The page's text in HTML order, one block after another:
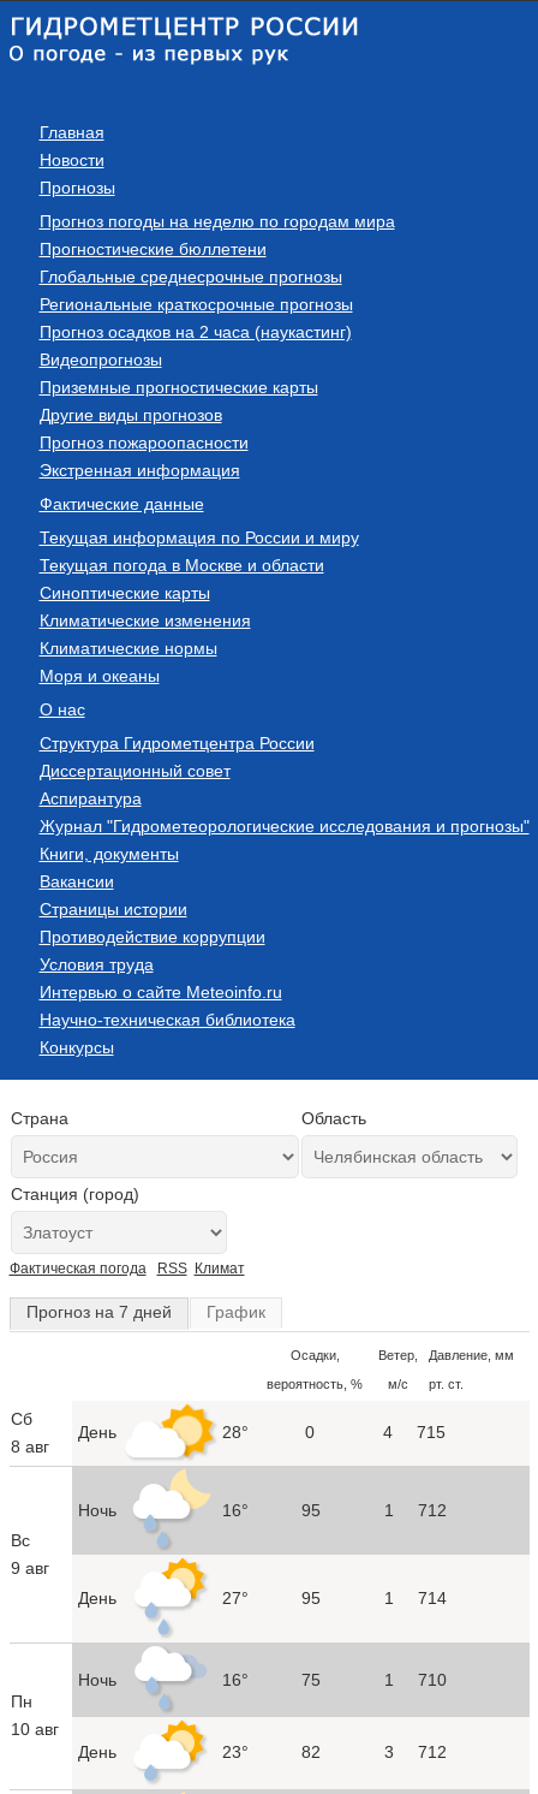
Главная
Новости
Прогнозы
Прогноз погоды на неделю по городам мира
Прогностические бюллетени
Глобальные среднесрочные прогнозы
Региональные краткосрочные прогнозы
Прогноз осадков на 2 часа (наукастинг)
Видеопрогнозы
Приземные прогностические карты
Другие виды прогнозов
Прогноз пожароопасности
Экстренная информация
Фактические данные
Текущая информация по России и миру
Текущая погода в Москве и области
Синоптические карты
Климатические изменения
Климатические нормы
Моря и океаны
О нас
Структура Гидрометцентра России
Диссертационный совет
Аспирантура
Журнал "Гидрометеорологические исследования и прогнозы"
Книги, документы
Вакансии
Страницы истории
Противодействие коррупции
Условия труда
Интервью о сайте Meteoinfo.ru
Научно-техническая библиотека
Конкурсы
Страна Область
Станция (город)
Фактическая погода RSS Климат
Прогноз на 7 дней График
Осадки,
вероятность, %
Ветер,
м/с
Давление, мм
рт. ст.
Сб
8 авг
День 28° 0 4 715
Вс
9 авг
Ночь 16° 95 1 712
День 27° 95 1 714
Пн
10 авг
Ночь 16° 75 1 710
День 23° 82 3 712